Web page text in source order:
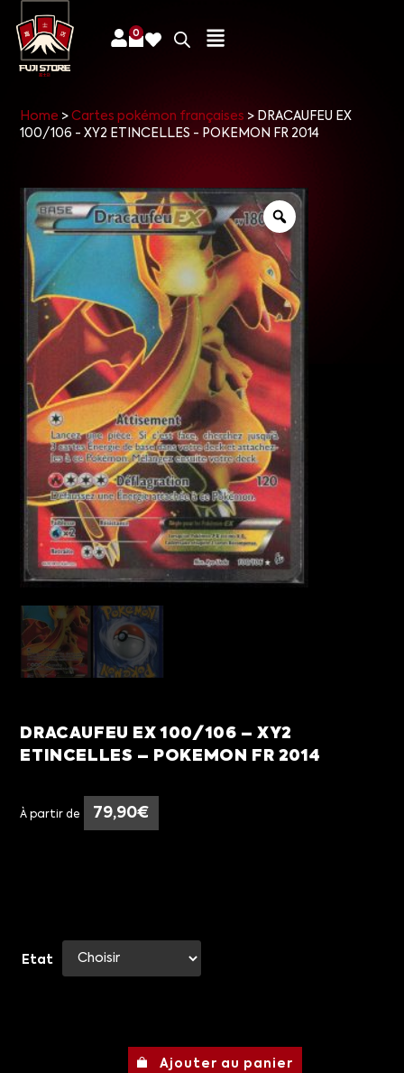
0
Home >Cartes pokémon françaises > DRACAUFEU EX
100/106 - XY2 ETINCELLES - POKEMON FR 2014
DRACAUFEU EX 100/106 – XY2
ETINCELLES – POKEMON FR 2014
À partir de 79,90€
Etat
Ajouter au panier